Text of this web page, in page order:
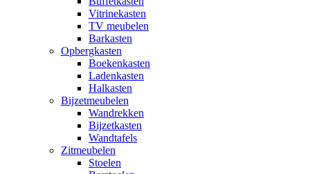
Vitrinekasten
TV meubelen
Barkasten
Opbergkasten
Boekenkasten
Ladenkasten
Halkasten
Bijzetmeubelen
Wandrekken
Bijzetkasten
Wandtafels
Zitmeubelen
Stoelen